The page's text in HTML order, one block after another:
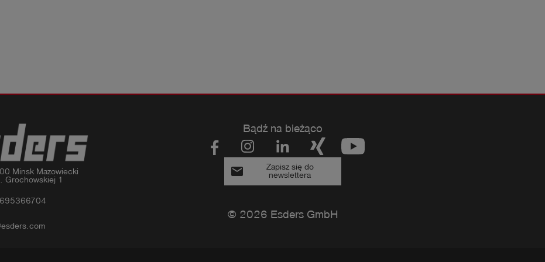
Minsk Mazowiecki
Grochowskiej 1
Bądź na bieżąco
email
Zapisz się do
newslettera
© 2026 Esders GmbH